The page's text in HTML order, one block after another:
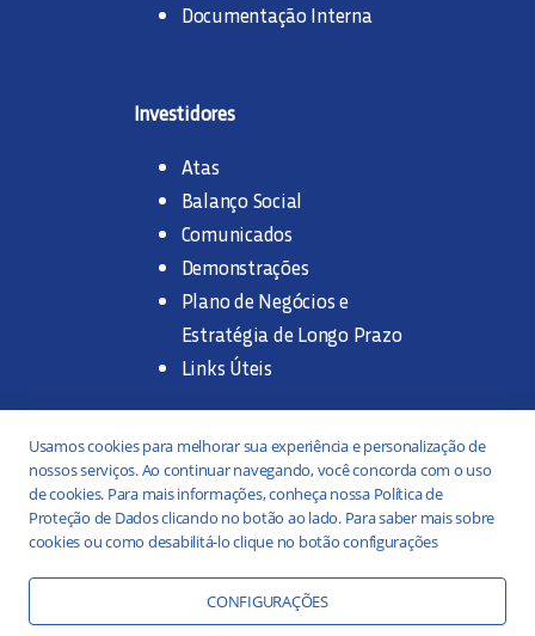
Documentação Interna
Investidores
Atas
Balanço Social
Comunicados
Demonstrações
Plano de Negócios e
Estratégia de Longo Prazo
Links Úteis
Trabalhe na SANASA
Concurso Público
Estágio
Portal da Transparência
Práticas ESG
Usamos cookies para melhorar sua experiência e personalização de
nossos serviços. Ao continuar navegando, você concorda com o uso
de cookies. Para mais informações, conheça nossa Política de
Proteção de Dados clicando no botão ao lado. Para saber mais sobre
cookies ou como desabilitá-lo clique no botão configurações
CONFIGURAÇÕES